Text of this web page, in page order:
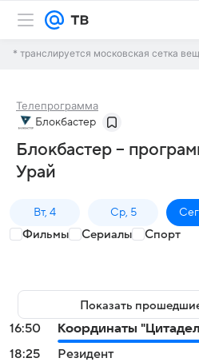
* транслируется московская сетка
Телепрограмма
Блокбастер
Блокбастер –
Урай
Вт, 4 Ср, 5
Фильмы Сериалы Спорт
Показать
16:50
Координаты
18:25
Резидент